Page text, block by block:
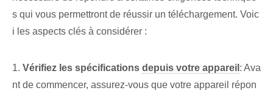
s qui vous permettront de réussir un téléchargement. Voic
i les aspects clés à considérer :
1. Vérifiez les spécifications depuis votre appareil : Ava
nt de commencer, assurez-vous que votre appareil répon